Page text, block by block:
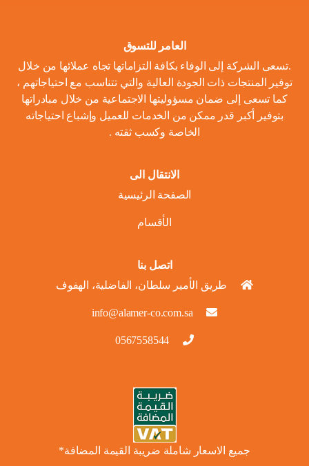
العامر للتسوق
.تسعى الشركة إلى الوفاء بكافة التزاماتها تجاه عملائها من خلال
توفير المنتجات ذات الجودة العالية والتي تتناسب مع احتياجاتهم ،
كما تسعى إلى ضمان مسؤوليتها الاجتماعية من خلال مبادراتها
بتوفير أكبر قدر ممكن من الخدمات للعميل وإشباع احتياجاته
الخاصة وكسب ثقته .
الانتقال الى
الصفحة الرئيسية
الأقسام
اتصل بنا
طريق الأمير سلطان، الفاضلية، الهفوف
info@alamer-co.com.sa
0567558544
جميع الاسعار شاملة ضريبة القيمة المضافة*